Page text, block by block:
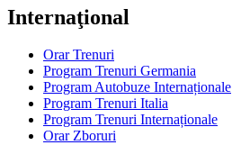
Internaţional
Orar Trenuri
Program Trenuri Germania
Program Autobuze Internaționale
Program Trenuri Italia
Program Trenuri Internaționale
Orar Zboruri